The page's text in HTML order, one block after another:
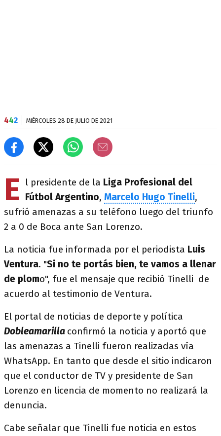
442 MIÉRCOLES 28 DE JULIO DE 2021
E l presidente de la Liga Profesional del
Fútbol Argentino, Marcelo Hugo Tinelli,
sufrió amenazas a su teléfono luego del triunfo
2 a 0 de Boca ante San Lorenzo.
La noticia fue informada por el periodista Luis
Ventura. "Si no te portás bien, te vamos a llenar
de plomo", fue el mensaje que recibió Tinelli de
acuerdo al testimonio de Ventura.
El portal de noticias de deporte y política
Dobleamarilla confirmó la noticia y aportó que
las amenazas a Tinelli fueron realizadas vía
WhatsApp. En tanto que desde el sitio indicaron
que el conductor de TV y presidente de San
Lorenzo en licencia de momento no realizará la
denuncia.
Cabe señalar que Tinelli fue noticia en estos